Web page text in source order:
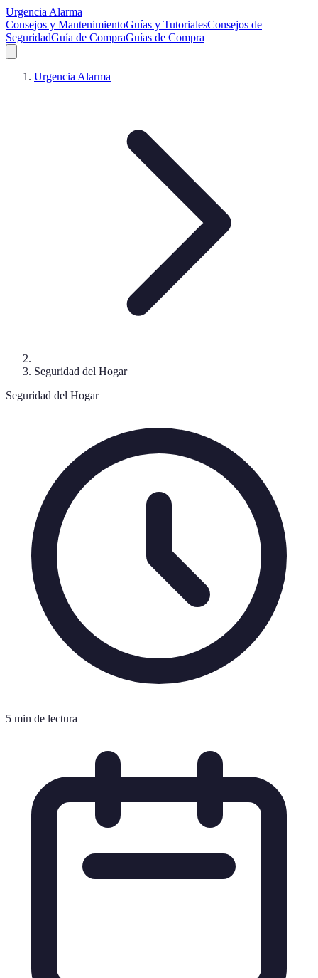
Urgencia Alarma
Consejos y MantenimientoGuías y TutorialesConsejos de
SeguridadGuía de CompraGuías de Compra
Urgencia Alarma
Seguridad del Hogar
Seguridad del Hogar
5 min de lectura